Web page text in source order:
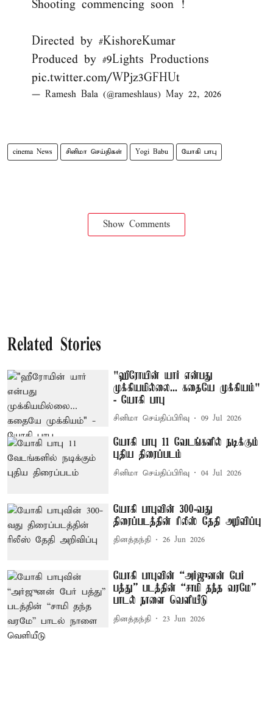
Shooting commencing soon !
Directed by #KishoreKumar
Produced by #9Lights Productions
pic.twitter.com/WPjz3GFHUt
— Ramesh Bala (@rameshlaus) May 22, 2026
cinema News சினிமா செய்திகள் Yogi Babu யோகி பாபு
Show Comments
Related Stories
"ஹீரோயின் யார் என்பது
முக்கியமில்லை... கதையே முக்கியம்"
- யோகி பாபு
சினிமா செய்திப்பிரிவு 09 Jul 2026
யோகி பாபு 11 வேடங்களில் நடிக்கும்
புதிய திரைப்படம்
சினிமா செய்திப்பிரிவு 04 Jul 2026
யோகி பாபுவின் 300-வது
திரைப்படத்தின் ரிலீஸ் தேதி அறிவிப்பு
தினத்தந்தி 26 Jun 2026
யோகி பாபுவின் “அர்ஜுனன் பேர்
பத்து” படத்தின் “சாமி தந்த வரமே”
பாடல் நாளை வெளியீடு
தினத்தந்தி 23 Jun 2026